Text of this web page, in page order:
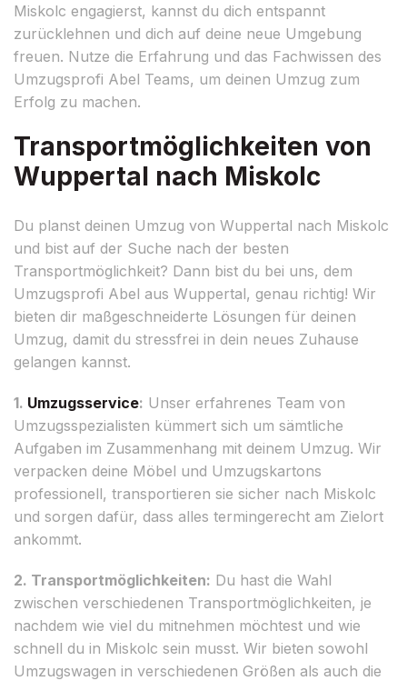
Miskolc engagierst, kannst du dich entspannt
zurücklehnen und dich auf deine neue Umgebung
freuen. Nutze die Erfahrung und das Fachwissen des
Umzugsprofi Abel Teams, um deinen Umzug zum
Erfolg zu machen.
Transportmöglichkeiten von
Wuppertal nach Miskolc
Du planst deinen Umzug von Wuppertal nach Miskolc
und bist auf der Suche nach der besten
Transportmöglichkeit? Dann bist du bei uns, dem
Umzugsprofi Abel aus Wuppertal, genau richtig! Wir
bieten dir maßgeschneiderte Lösungen für deinen
Umzug, damit du stressfrei in dein neues Zuhause
gelangen kannst.
1. Umzugsservice: Unser erfahrenes Team von
Umzugsspezialisten kümmert sich um sämtliche
Aufgaben im Zusammenhang mit deinem Umzug. Wir
verpacken deine Möbel und Umzugskartons
professionell, transportieren sie sicher nach Miskolc
und sorgen dafür, dass alles termingerecht am Zielort
ankommt.
2. Transportmöglichkeiten: Du hast die Wahl
zwischen verschiedenen Transportmöglichkeiten, je
nachdem wie viel du mitnehmen möchtest und wie
schnell du in Miskolc sein musst. Wir bieten sowohl
Umzugswagen in verschiedenen Größen als auch die